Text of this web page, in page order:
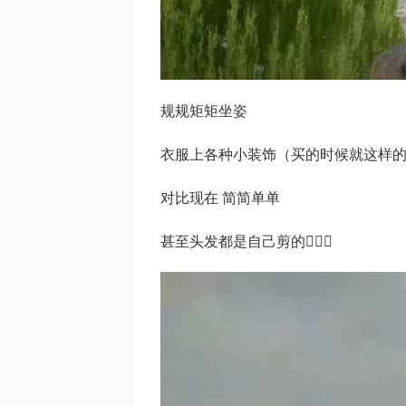
规规矩矩坐姿
衣服上各种小装饰（买的时候就这样
对比现在 简简单单
甚至头发都是自己剪的🤦🏻‍♂️